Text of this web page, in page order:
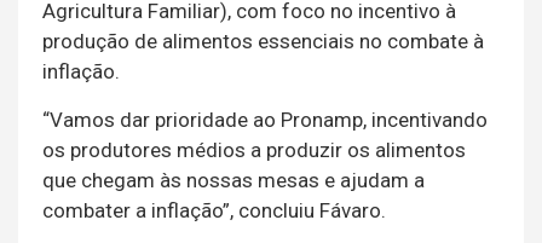
Agricultura Familiar), com foco no incentivo à
produção de alimentos essenciais no combate à
inflação.
“Vamos dar prioridade ao Pronamp, incentivando
os produtores médios a produzir os alimentos
que chegam às nossas mesas e ajudam a
combater a inflação”, concluiu Fávaro.